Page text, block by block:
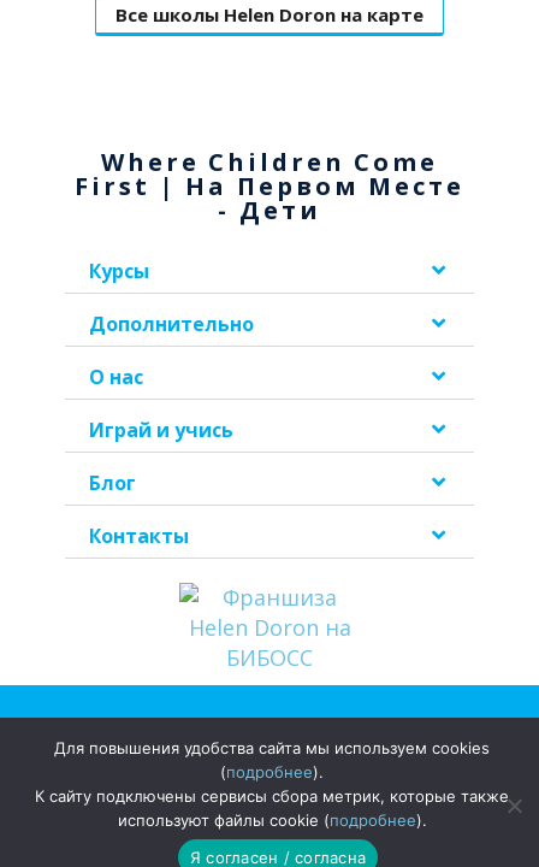
Все школы Helen Doron на карте
Where Children Come
First | На Первом Месте
- Дети
Курсы
Дополнительно
О нас
Играй и учись
Блог
Контакты
конфиденциальности
©2026ООО «Хелен Дорон Раша»| Все права защищены
Для повышения удобства сайта мы используем cookies
(подробнее).
К сайту подключены сервисы сбора метрик, которые также
используют файлы cookie (подробнее).
Я согласен / согласна